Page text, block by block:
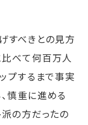
すべきとの見方
べて何百万人
プするまで事実
慎重に進める
派の方だったの